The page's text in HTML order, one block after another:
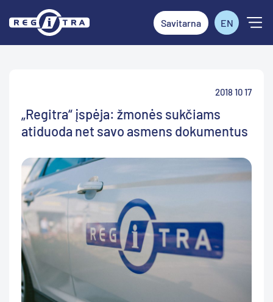
Savitarna EN
2018 10 17
„Regitra“ įspėja: žmonės sukčiams
atiduoda net savo asmens dokumentus